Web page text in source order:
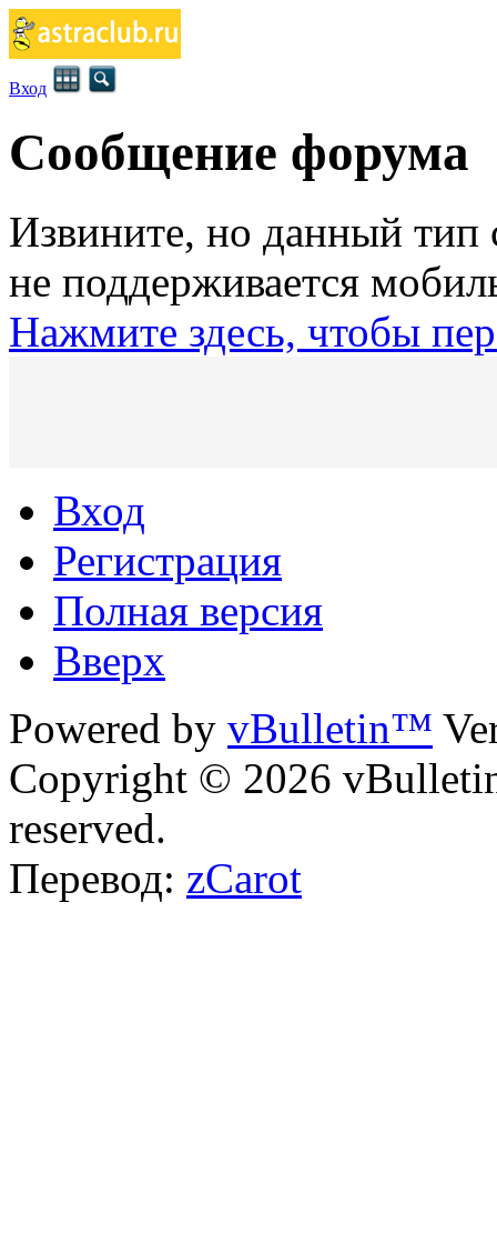
Вход
Сообщение форума
Извините, но данный
не поддерживается
Нажмите здесь, чтобы
Вход
Регистрация
Полная версия
Вверх
Powered by vBulletin™
Copyright © 2026
reserved.
Перевод: zCarot